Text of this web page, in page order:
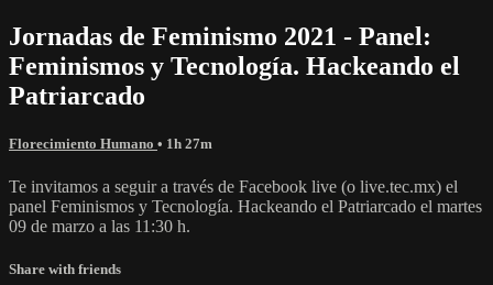
Jornadas de Feminismo 2021 - Panel:
Feminismos y Tecnología. Hackeando el
Patriarcado
Florecimiento Humano • 1h 27m
Te invitamos a seguir a través de Facebook live (o live.tec.mx) el
panel Feminismos y Tecnología. Hackeando el Patriarcado el martes
09 de marzo a las 11:30 h.
Share with friends